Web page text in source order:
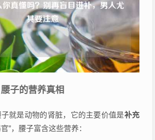
子的营养真相
就是动物的肾脏，它的主要价值是补充
”，腰子富含这些营养：